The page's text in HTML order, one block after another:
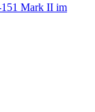
151 Mark II im